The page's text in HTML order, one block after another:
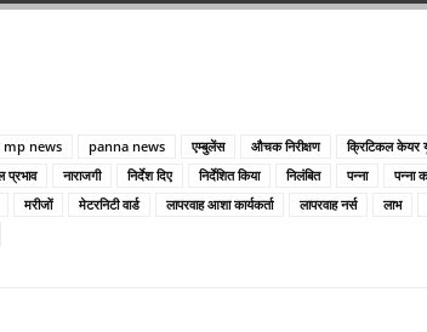
mp news panna news एम्बुलेंस औचक निरीक्षण क्रिटिकल केयर
प्रभाव नाराजगी निर्देश दिए निर्देशित किया निलंबित पन्ना पन्ना
मरीजों मेटरनिटी वार्ड लापरवाह आशा कार्यकर्ता लापरवाह नर्स लाभ